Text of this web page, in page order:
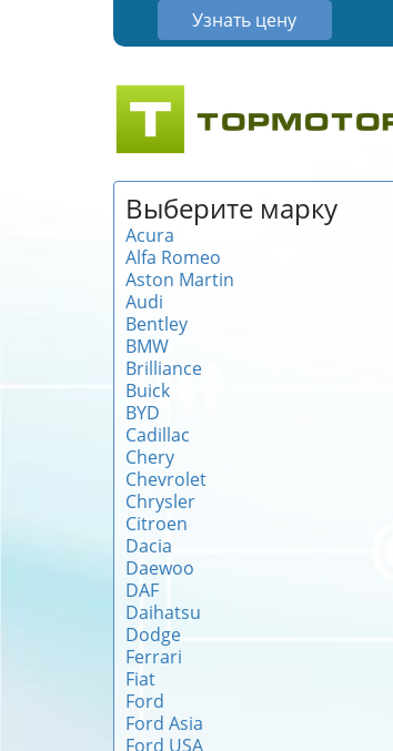
Узнать цену
Выберите марку
Acura
Alfa Romeo
Aston Martin
Audi
Bentley
BMW
Brilliance
Buick
BYD
Cadillac
Chery
Chevrolet
Chrysler
Citroen
Dacia
Daewoo
DAF
Daihatsu
Dodge
Ferrari
Fiat
Ford
Ford Asia
Ford USA